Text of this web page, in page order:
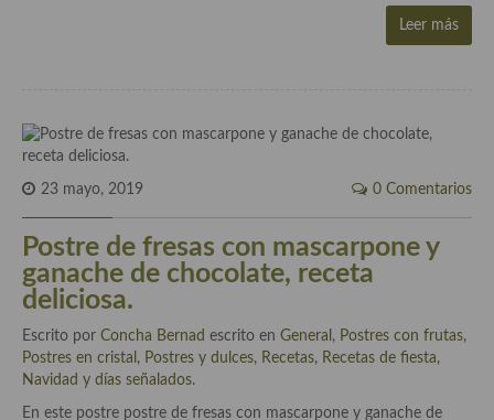
Cocina Asturiana
Cocina Balear
Cocina Canaria
Cocina Castellana
Cocina Catalana
Cocina Extremeña
Leer más
23 mayo, 2019 0 Comentarios
Postre de fresas con mascarpone y
ganache de chocolate, receta
deliciosa.
Escrito por Concha Bernad escrito en General , Postres con frutas,
Postres en cristal , Postres y dulces, Recetas, Recetas de fiesta,
Navidad y días señalados.
En este postre postre de fresas con mascarpone y ganache de